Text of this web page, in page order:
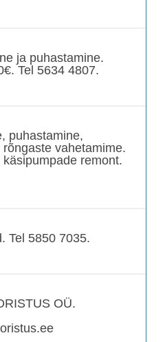
ja puhastamine.
Tel 5634 4807.
puhastamine,
vahetamime.
remont.
Tel 5850 7035.
OÜ.